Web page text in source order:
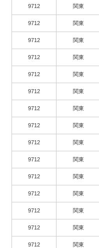
9712 関東
9712 関東
9712 関東
9712 関東
9712 関東
9712 関東
9712 関東
9712 関東
9712 関東
9712 関東
9712 関東
9712 関東
9712 関東
9712 関東
9712 関東